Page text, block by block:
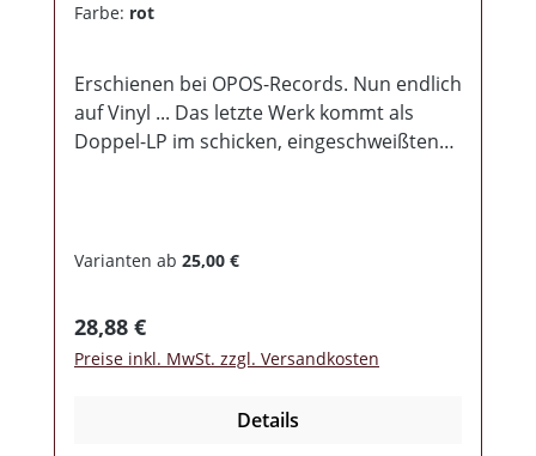
Farbe: rot
Erschienen bei OPOS-Records. Nun endlich
auf Vinyl ... Das letzte Werk kommt als
Doppel-LP im schicken, eingeschweißten
601-1111 schwarz) limitiert.
Varianten ab 25,00 €
Regulärer Preis:
28,88 €
Preise inkl. MwSt. zzgl. Versandkosten
Details